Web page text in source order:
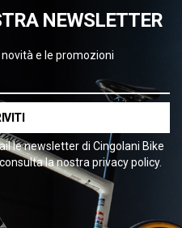
NEWSLETTER
e le promozioni
le newsletter di Cingolani Bike
la nostra privacy policy.